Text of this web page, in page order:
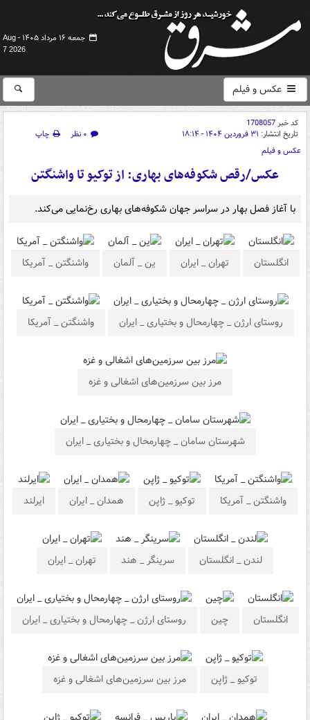
جمعه ۱۶ مرداد ۱۴۰۵ -
Aug
7 2026
عکس و فیلم
کد خبر1708057
تاریخ انتشار: ۳۱ فروردین ۱۴۰۴ - ۱۸:۱۴ ۰ نظر
چاپ
عکس و فیلم
عکس/رقص شکوفه‌های بهاری: از توکیو تا واشنگتن
با آغاز فصل بهار در سراسر جهان شکوفه‌های بهاری رخ‌نمایی می‌کند.
انگلستان تهران _ ایران ین _ آلمان واشنگتن _ آمریکا
روستای ارژن _ چهارمحال و بختیاری _ ایران واشنگتن _ آمریکا
مرز بین سرزمین‌های اشغالی و غزه
شهرستان سامان _ چهارمحال و بختیاری _ ایران
واشنگتن _ آمریکا توکیو _ ژاپن همدان _ ایران ایرلند
لندن _ انگلستان سرینگر _ هند تهران _ ایران
انگلستان چین روستای ارژن _ چهارمحال و بختیاری _ ایران
توکیو _ ژاپن مرز بین سرزمین‌های اشغالی و غزه